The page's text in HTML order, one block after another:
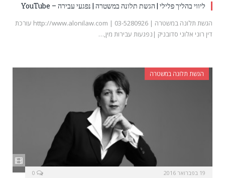
ליווי בהליך פלילי | הגשת תלונה במשטרה | נפגעי עבירה – YouTube
הגשת תלונה במשטרה | 03-5280926 | http://www.alonilaw.com עורכת
דין רוני אלוני סדובניק |נפגעות עבירות מין,…
הגשת תלונה במשטרה
19 בפברואר 2016